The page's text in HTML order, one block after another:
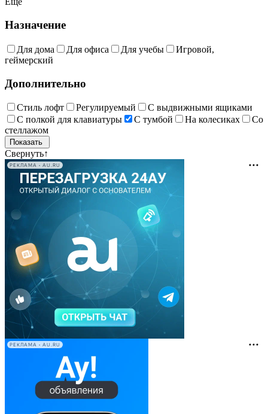
Назначение
Для дома Для офиса Для учебы
Игровой,
геймерский
Дополнительно
Стиль лофт Регулируемый
С выдвижными ящиками
С полкой для клавиатуры
С тумбой На колесиках
Со
стеллажом
Свернуть↑
РЕКЛАМА • AU.RU
РЕКЛАМА • AU.RU